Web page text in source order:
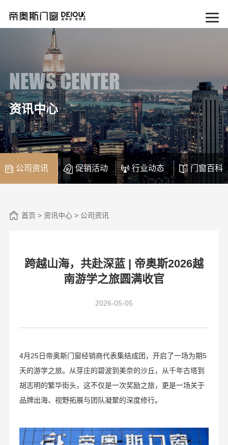
NEWS CENTER
资讯中心
公司资讯 促销活动 行业动态 门窗百科
首页 > 资讯中心> 公司资讯
跨越山海，共赴深蓝 | 帝奥斯2026越
南游学之旅圆满收官
2026-05-05
4月25日帝奥斯门窗经销商代表集结成团，开启了一场为期5
天的游学之旅。从芽庄的碧波到美奈的沙丘，从千年古塔到
胡志明的繁华街头，这不仅是一次奖励之旅，更是一场关于
品牌出海、视野拓展与团队凝聚的深度修行。